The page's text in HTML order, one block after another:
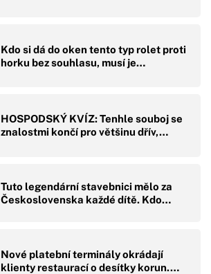
Kdo si dá do oken tento typ rolet proti
horku bez souhlasu, musí je…
HOSPODSKÝ KVÍZ: Tenhle souboj se
znalostmi končí pro většinu dřív,…
Tuto legendární stavebnici mělo za
Československa každé dítě. Kdo…
Nové platební terminály okrádají
klienty restaurací o desítky korun.…